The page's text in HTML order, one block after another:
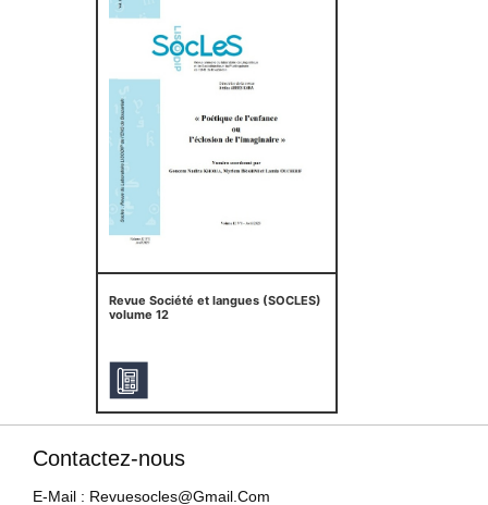
Revue Société et langues (SOCLES)
volume 12
Contactez-nous
E-Mail : Revuesocles@gmail.com